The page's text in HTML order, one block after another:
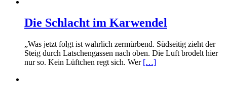
Die Schlacht im Karwendel
„Was jetzt folgt ist wahrlich zermürbend. Südseitig zieht der
Steig durch Latschengassen nach oben. Die Luft brodelt hier
nur so. Kein Lüftchen regt sich. Wer […]